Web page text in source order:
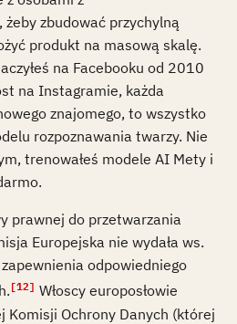
zbudować przychylną
produkt na masową skalę.
na Facebooku od 2010
na Instagramie, każda
znajomego, to wszystko
rozpoznawania twarzy. Nie
trenowałeś modele AI Mety i
prawnej do przetwarzania
Europejska nie wydała ws.
odpowiedniego
[12] Włoscy europosłowie
Komisji Ochrony Danych (której